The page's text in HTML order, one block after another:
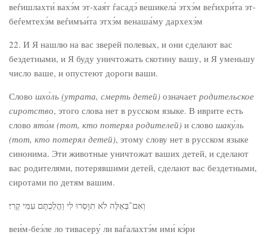
веѓишлахти́ вахэ́м эт-хая́т ѓасадэ́ вешикела́ этхэ́м веѓихри́та эт-
беѓемтехэ́м веѓимъи́та этхэ́м венаша́му дархехэ́м
22. И Я нашлю на вас зверей полевых, и они сделают вас
бездетными, и Я буду уничтожать скотину вашу, и Я уменьшу
число ваше, и опустеют дороги ваши.
Слово шхо́ль (утрата, смерть детей) означает родительское
сиротство, этого слова нет в русском языке. В иврите есть
словоято́м (тот, кто потерял родителей) и слово шаку́ль
(тот, кто потерял детей), этому слову нет в русском языке
синонима. Эти животные уничтожат ваших детей, и сделают
вас родителями, потерявшими детей, сделают вас бездетными,
сиротами по детям вашим.
וְאִם־בְּאֵלֶּה לֹא תִוָּסְרוּ לִי וַהֲלַכְתֶּם עִמִּי קֶרִי׃
веи́м-беэ́ле ло тивасеру́ ли ваѓалахтэ́м ими́ кэ́ри